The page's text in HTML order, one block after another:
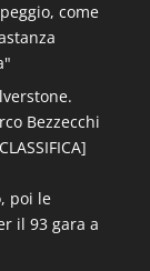
come
Bezzecchi
poi le
il 93 gara a